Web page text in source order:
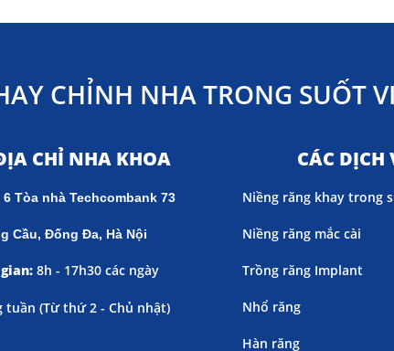
CHỈNH NHA TRONG SUỐT
CHỈ NHA KHOA
6 Tòa nhà Techcombank 73
Cầu, Đống Đa, Hà Nội
8h - 17h30 các ngày
tuần (Từ thứ 2 - Chủ nhật)
CÁC DỊCH
Niềng răng khay trong
Niềng răng mắc cài
Trồng răng Implant
Nhổ răng
Hàn răng